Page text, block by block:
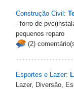
Construção Civil:
- forro de
pequenos reparo
(2)
Esportes e Lazer:
Lazer, Diversão,